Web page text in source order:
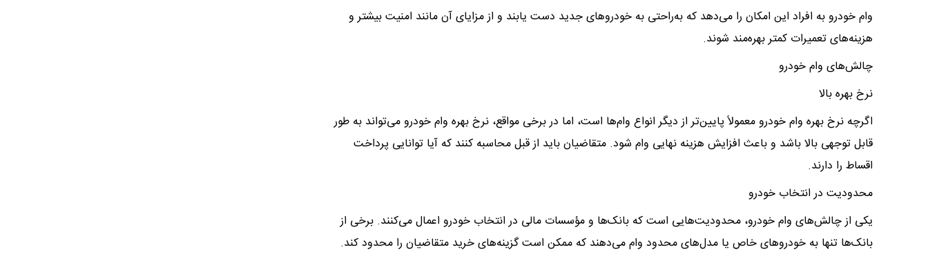
وام خودرو به افراد این امکان را می‌دهد که به‌راحتی به خودروهای جدید دست یابند و از مزایای آن مانند امنیت بیشتر و
هزینه‌های تعمیرات کمتر بهره‌مند شوند.
چالش‌های وام خودرو
نرخ بهره بالا
اگرچه نرخ بهره وام خودرو معمولاً پایین‌تر از دیگر انواع وام‌ها است، اما در برخی مواقع، نرخ بهره وام خودرو می‌تواند به طور
قابل توجهی بالا باشد و باعث افزایش هزینه نهایی وام شود. متقاضیان باید از قبل محاسبه کنند که آیا توانایی پرداخت
اقساط را دارند.
محدودیت در انتخاب خودرو
یکی از چالش‌های وام خودرو، محدودیت‌هایی است که بانک‌ها و مؤسسات مالی در انتخاب خودرو اعمال می‌کنند. برخی از
بانک‌ها تنها به خودروهای خاص یا مدل‌های محدود وام می‌دهند که ممکن است گزینه‌های خرید متقاضیان را محدود کند.